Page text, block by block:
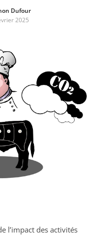
Dufour
2025
l’impact des activités